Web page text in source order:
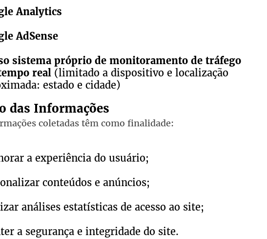
Analytics
AdSense
sistema próprio de monitoramento de tráfego
real (limitado a dispositivo e localização
estado e cidade)
das Informações
coletadas têm como finalidade:
a experiência do usuário;
conteúdos e anúncios;
análises estatísticas de acesso ao site;
a segurança e integridade do site.